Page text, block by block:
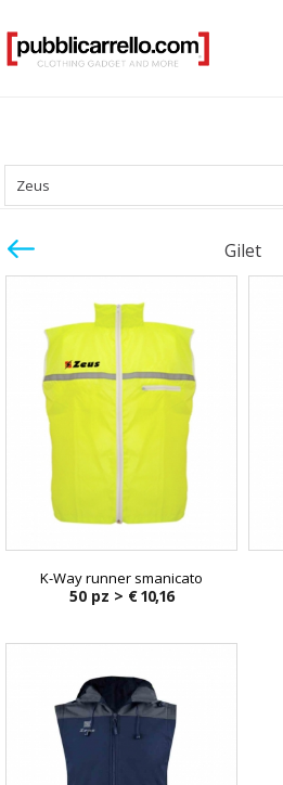
Zeus
Gilet
K-Way runner smanicato
50 pz > € 10,16